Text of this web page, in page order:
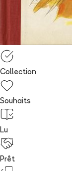
Collection
Souhaits
Lu
Prêt